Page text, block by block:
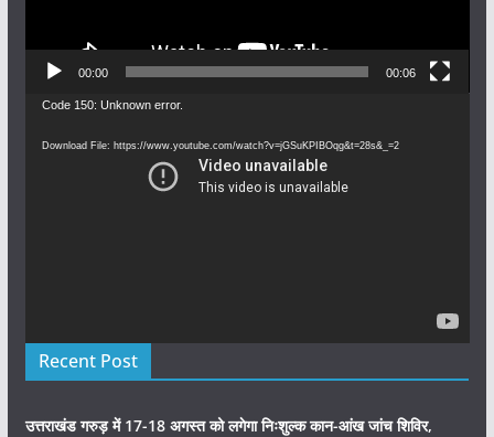
00:00 00:06
Video
Code 150: Unknown error.
Download File: https://www.youtube.com/watch?v=jGSuKPIBOqg&t=28s&_=2
Recent Post
उत्तराखंड गरुड़ में 17-18 अगस्त को लगेगा निःशुल्क कान-आंख जांच शिविर,